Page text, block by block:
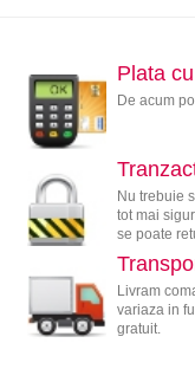
Plata
De acum
Nu trebuie
tot mai
se poate
Livram
variaza in
gratuit.